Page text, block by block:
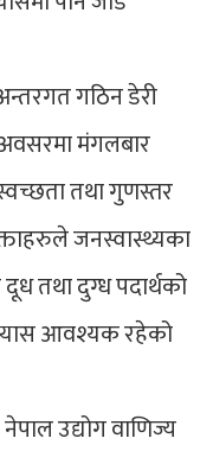
गठिन डेरी
मंगलबार
तथा गुणस्तर
जनस्वास्थ्यका
तथा दुग्ध पदार्थको
आवश्यक रहेको
उद्योग वाणिज्य